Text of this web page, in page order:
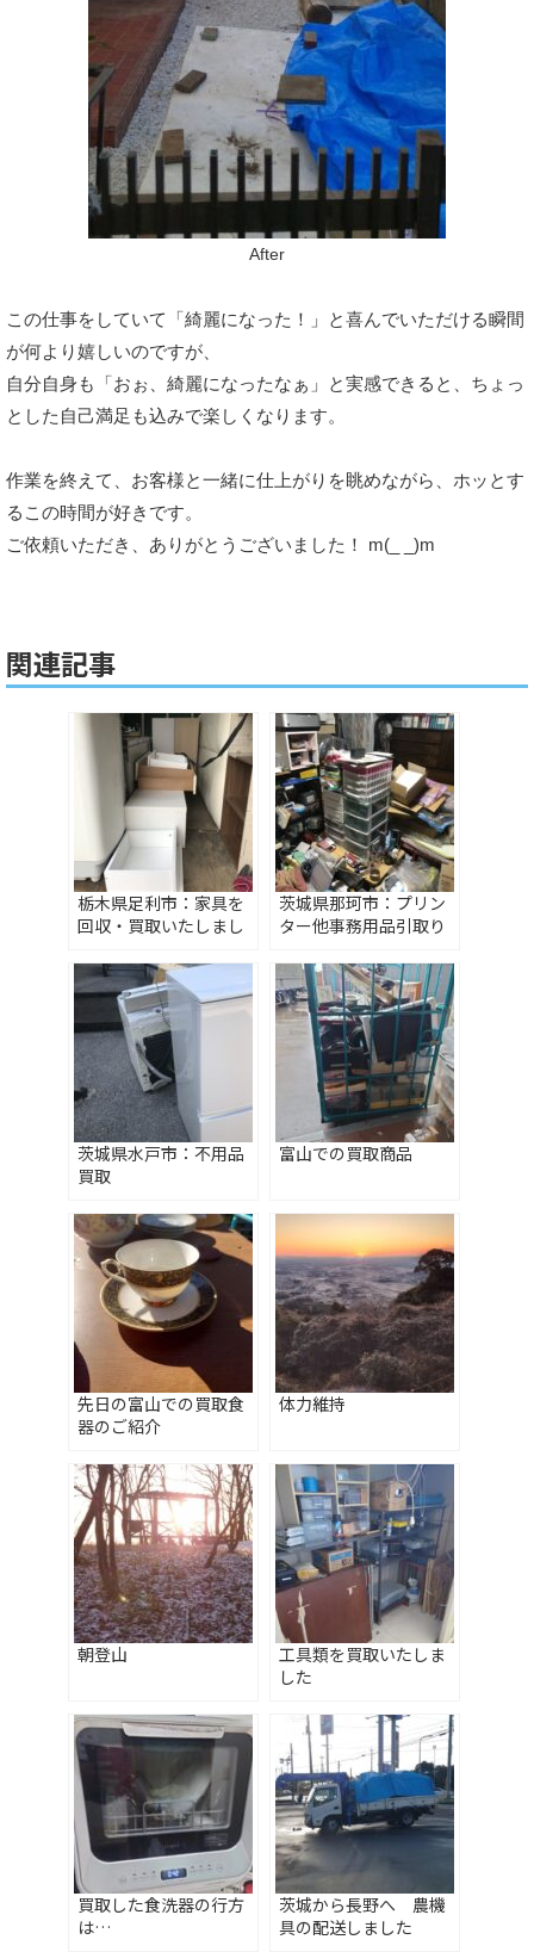
After
この仕事をしていて「綺麗になった！」と喜んでいただける瞬間
が何より嬉しいのですが、
自分自身も「おぉ、綺麗になったなぁ」と実感できると、ちょっ
とした自己満足も込みで楽しくなります。
作業を終えて、お客様と一緒に仕上がりを眺めながら、ホッとす
るこの時間が好きです。
ご依頼いただき、ありがとうございました！ m(_ _)m
関連記事
栃木県足利市：家具を
回収・買取いたしまし
茨城県那珂市：プリン
ター他事務用品引取り
茨城県水戸市：不用品
買取
富山での買取商品
先日の富山での買取食
器のご紹介
体力維持
朝登山
工具類を買取いたしま
した
買取した食洗器の行方
は…
茨城から長野へ 農機
具の配送しました